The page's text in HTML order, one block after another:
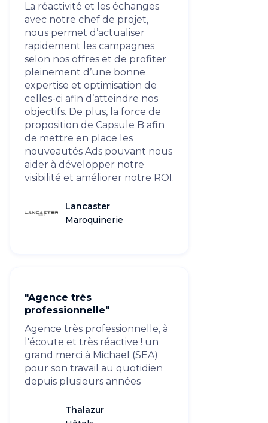
La réactivité et les échanges
avec notre chef de projet,
nous permet d’actualiser
rapidement les campagnes
selon nos offres et de profiter
pleinement d’une bonne
expertise et optimisation de
celles-ci afin d’atteindre nos
objectifs. De plus, la force de
proposition de Capsule B afin
de mettre en place les
nouveautés Ads pouvant nous
aider à développer notre
visibilité et améliorer notre ROI.
Lancaster
Maroquinerie
"Agence très
professionnelle"
Agence très professionnelle, à
l'écoute et très réactive ! un
grand merci à Michael (SEA)
pour son travail au quotidien
depuis plusieurs années
Thalazur